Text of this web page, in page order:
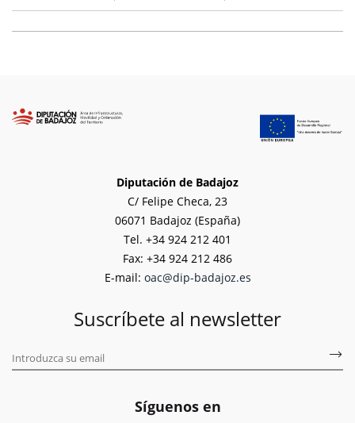
Diputación de Badajoz
C/ Felipe Checa, 23
06071 Badajoz (España)
Tel. +34 924 212 401
Fax: +34 924 212 486
E-mail: oac@dip-badajoz.es
Suscríbete al newsletter
Síguenos en